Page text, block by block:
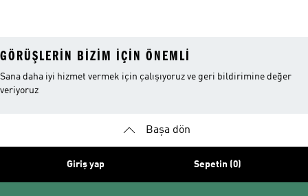
GÖRÜŞLERIN BIZIM IÇIN ÖNEMLI
Sana daha iyi hizmet vermek için çalışıyoruz ve geri bildirimine değer
veriyoruz
Başa dön
Giriş yap Sepetin (0)